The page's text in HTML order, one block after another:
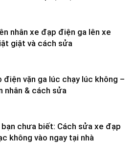
nhân xe đạp điện ga lên xe
giật và cách sửa
điện vặn ga lúc chạy lúc không –
nhân & cách sửa
bạn chưa biết: Cách sửa xe đạp
không vào ngay tại nhà